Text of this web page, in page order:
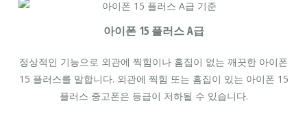
아이폰 15 플러스 A급
정상적인 기능으로 외관에 찍힘이나 흠집이 없는 깨끗한 아이폰
15 플러스를 말합니다. 외관에 찍힘 또는 흠집이 있는 아이폰 15
플러스 중고폰은 등급이 저하될 수 있습니다.